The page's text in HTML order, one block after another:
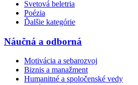
Svetová beletria
Poézia
Ďalšie kategórie
Náučná a odborná
Motivácia a sebarozvoj
Biznis a manažment
Humanitné a spoločenské vedy